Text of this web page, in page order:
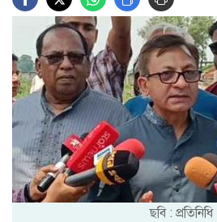
ছবি : প্রতিনিধি